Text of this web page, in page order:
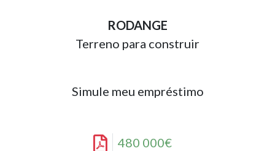
RODANGE
Terreno para construir
Simule meu empréstimo
480 000€